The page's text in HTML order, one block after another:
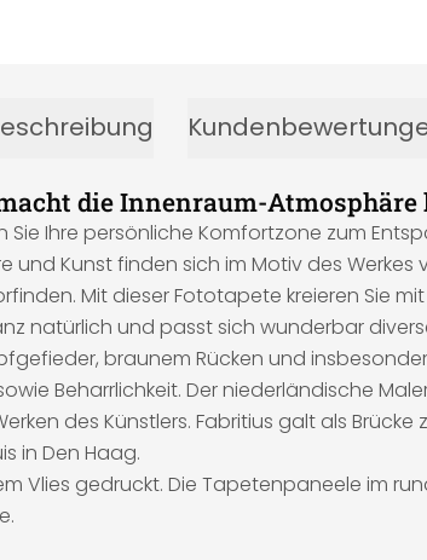
die Innenraum-
Ihre persönliche Komfortzone zum
und Kunst finden sich im Motiv des
Mit dieser Fototapete kreieren Sie
natürlich und passt sich wunderbar
braunem Rücken und
Beharrlichkeit. Der niederländische
des Künstlers. Fabritius galt als
in Den Haag.
gedruckt. Die Tapetenpaneele im